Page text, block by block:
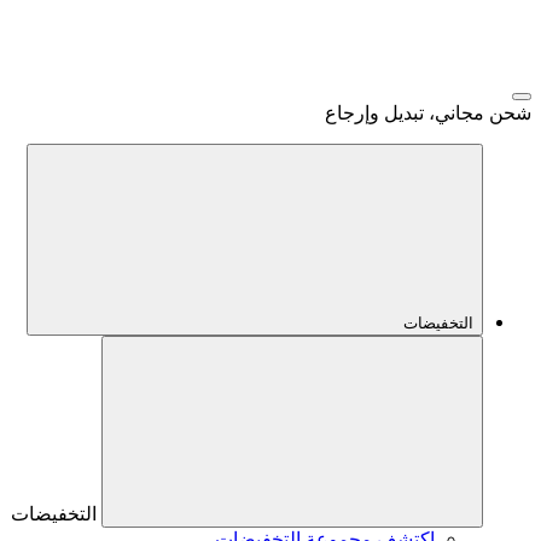
تبديل وإرجاع
التخفيضات
التخفيضات